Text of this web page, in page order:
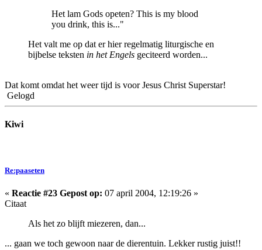
Het lam Gods opeten? This is my blood
you drink, this is..."
Het valt me op dat er hier regelmatig liturgische en
bijbelse teksten in het Engels geciteerd worden...
Dat komt omdat het weer tijd is voor Jesus Christ Superstar!
Gelogd
Kiwi
Re:paaseten
« Reactie #23 Gepost op: 07 april 2004, 12:19:26 »
Citaat
Als het zo blijft miezeren, dan...
... gaan we toch gewoon naar de dierentuin. Lekker rustig juist!!